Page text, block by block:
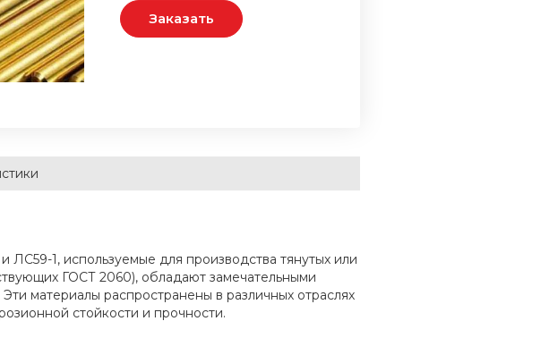
Заказать
ЛС59-1, используемые для производства тянутых или
ГОСТ 2060), обладают замечательными
материалы распространены в различных отраслях
стойкости и прочности.